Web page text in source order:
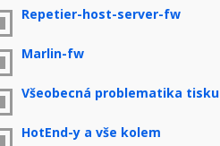
Repetier-host-server-fw
Marlin-fw
Všeobecná problematika tisku
HotEnd-y a vše kolem